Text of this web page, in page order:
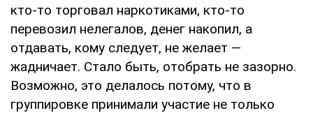
кто-то торговал наркотиками, кто-то
перевозил нелегалов, денег накопил, а
отдавать, кому следует, не желает —
жадничает. Стало быть, отобрать не зазорно.
Возможно, это делалось потому, что в
группировке принимали участие не только